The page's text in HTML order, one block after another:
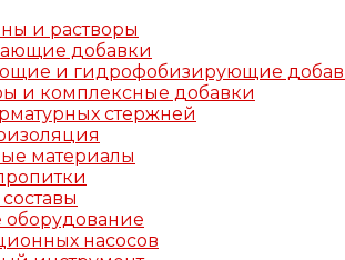
и растворы
добавки
и гидрофобизирующие
и комплексные добавки
стержней
материалы
насосов